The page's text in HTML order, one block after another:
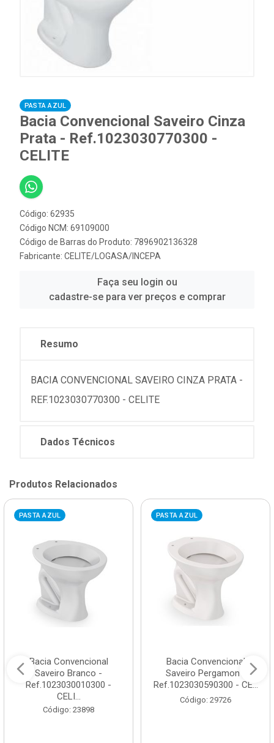
PASTA AZUL
Bacia Convencional Saveiro Cinza
Prata - Ref.1023030770300 -
CELITE
Código: 62935
Código NCM: 69109000
Código de Barras do Produto: 7896902136328
Fabricante: CELITE/LOGASA/INCEPA
Faça seu login ou
cadastre-se para ver preços e comprar
Resumo
BACIA CONVENCIONAL SAVEIRO CINZA PRATA -
REF.1023030770300 - CELITE
Dados Técnicos
Produtos Relacionados
PASTA AZUL
Bacia Convencional
Saveiro Branco -
Ref.1023030010300 -
CELI...
Código: 23898
PASTA AZUL
Bacia Convencional
Saveiro Pergamon -
Ref.1023030590300 - CE...
Código: 29726